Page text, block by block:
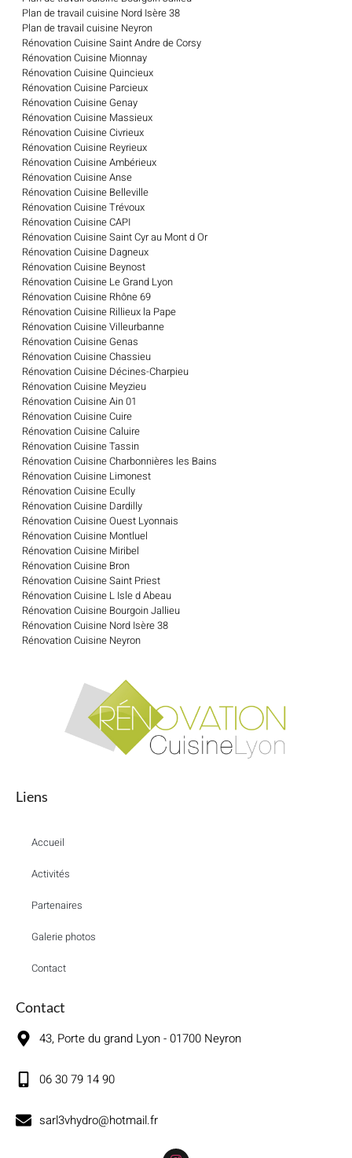
Plan de travail cuisine Nord Isère 38
Plan de travail cuisine Neyron
Rénovation Cuisine Saint Andre de Corsy
Rénovation Cuisine Mionnay
Rénovation Cuisine Quincieux
Rénovation Cuisine Parcieux
Rénovation Cuisine Genay
Rénovation Cuisine Massieux
Rénovation Cuisine Civrieux
Rénovation Cuisine Reyrieux
Rénovation Cuisine Ambérieux
Rénovation Cuisine Anse
Rénovation Cuisine Belleville
Rénovation Cuisine Trévoux
Rénovation Cuisine CAPI
Rénovation Cuisine Saint Cyr au Mont d Or
Rénovation Cuisine Dagneux
Rénovation Cuisine Beynost
Rénovation Cuisine Le Grand Lyon
Rénovation Cuisine Rhône 69
Rénovation Cuisine Rillieux la Pape
Rénovation Cuisine Villeurbanne
Rénovation Cuisine Genas
Rénovation Cuisine Chassieu
Rénovation Cuisine Décines-Charpieu
Rénovation Cuisine Meyzieu
Rénovation Cuisine Ain 01
Rénovation Cuisine Cuire
Rénovation Cuisine Caluire
Rénovation Cuisine Tassin
Rénovation Cuisine Charbonnières les Bains
Rénovation Cuisine Limonest
Rénovation Cuisine Ecully
Rénovation Cuisine Dardilly
Rénovation Cuisine Ouest Lyonnais
Rénovation Cuisine Montluel
Rénovation Cuisine Miribel
Rénovation Cuisine Bron
Rénovation Cuisine Saint Priest
Rénovation Cuisine L Isle d Abeau
Rénovation Cuisine Bourgoin Jallieu
Rénovation Cuisine Nord Isère 38
Rénovation Cuisine Neyron
Liens
Accueil
Activités
Partenaires
Galerie photos
Contact
Contact
43, Porte du grand Lyon - 01700 Neyron
06 30 79 14 90
sarl3vhydro@hotmail.fr